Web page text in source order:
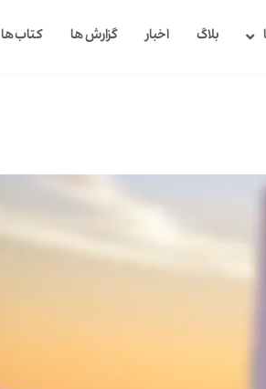
بلاگ اخبار گزارش ها کتاب ها